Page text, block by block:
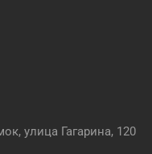
улица Гагарина, 120